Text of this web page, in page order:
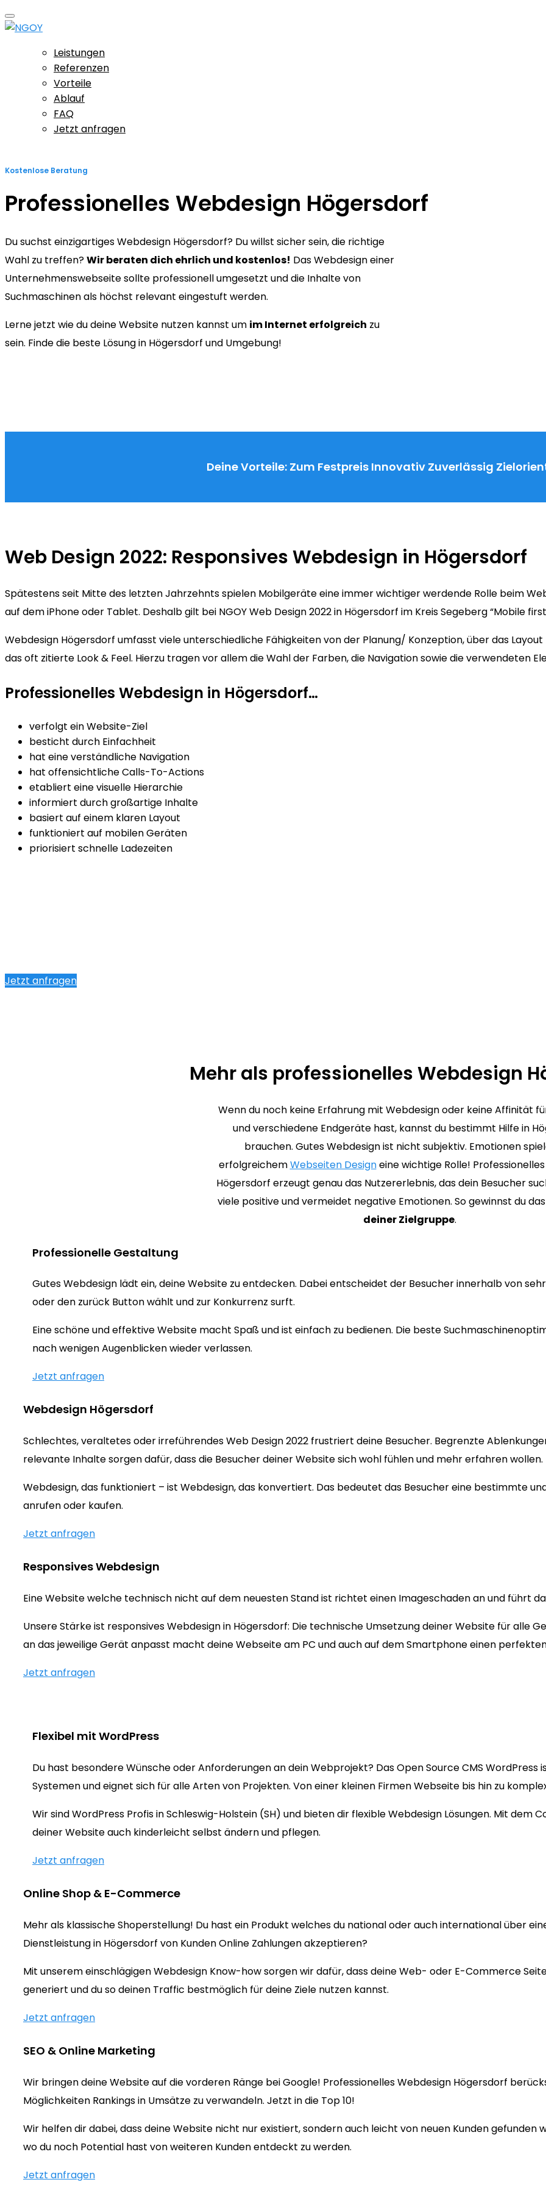
Leistungen
Referenzen
Vorteile
Ablauf
FAQ
Jetzt anfragen
Kostenlose Beratung
Professionelles Webdesign Högersdorf
Du suchst einzigartiges Webdesign Högersdorf? Du willst sicher sein, die richtige
Wahl zu treffen?Wir beraten dich ehrlich und kostenlos! Das Webdesign einer
Unternehmenswebseite sollte professionell umgesetzt und die Inhalte von
Suchmaschinen als höchst relevant eingestuft werden.
Lerne jetzt wie du deine Website nutzen kannst um im Internet erfolgreich zu
sein. Finde die beste Lösung in Högersdorf und Umgebung!
Deine Vorteile: Zum Festpreis Innovativ Zuverlässig
Web Design 2022: Responsives Webdesign in Högersdorf
Spätestens seit Mitte des letzten Jahrzehnts spielen Mobilgeräte eine immer wichtiger werdende Rolle beim
auf dem iPhone oder Tablet. Deshalb gilt bei NGOY Web Design 2022 in Högersdorf im Kreis Segeberg “Mobile
Webdesign Högersdorf umfasst viele unterschiedliche Fähigkeiten von der Planung/ Konzeption, über das Layout
das oft zitierte Look & Feel. Hierzu tragen vor allem die Wahl der Farben, die Navigation sowie die verwendeten
Professionelles Webdesign in Högersdorf…
verfolgt ein Website-Ziel
besticht durch Einfachheit
hat eine verständliche Navigation
hat offensichtliche Calls-To-Actions
etabliert eine visuelle Hierarchie
informiert durch großartige Inhalte
basiert auf einem klaren Layout
funktioniert auf mobilen Geräten
priorisiert schnelle Ladezeiten
Jetzt anfragen
Mehr als professionelles Webdesign
Wenn du noch keine Erfahrung mit Webdesign oder keine Affinität
und verschiedene Endgeräte hast, kannst du bestimmt Hilfe in
brauchen. Gutes Webdesign ist nicht subjektiv. Emotionen
erfolgreichemWebseiten Designeine wichtige Rolle!
Högersdorf erzeugt genau das Nutzererlebnis, das dein Besucher
viele positive und vermeidet negative Emotionen. So gewinnst du das
deiner Zielgruppe.
Professionelle Gestaltung
Gutes Webdesign lädt ein, deine Website zu entdecken. Dabei entscheidet der Besucher innerhalb von
oder den zurück Button wählt und zur Konkurrenz surft.
Eine schöne und effektive Website macht Spaß und ist einfach zu bedienen. Die beste
nach wenigen Augenblicken wieder verlassen.
Jetzt anfragen
Webdesign Högersdorf
Schlechtes, veraltetes oder irreführendes Web Design 2022 frustriert deine Besucher. Begrenzte
relevante Inhalte sorgen dafür, dass die Besucher deiner Website sich wohl fühlen und mehr erfahren wollen.
Webdesign, das funktioniert – ist Webdesign, das konvertiert. Das bedeutet das Besucher eine bestimmte
anrufen oder kaufen.
Jetzt anfragen
Responsives Webdesign
Eine Website welche technisch nicht auf dem neuesten Stand ist richtet einen Imageschaden an und führt
Unsere Stärke ist responsives Webdesign in Högersdorf: Die technische Umsetzung deiner Website für alle
an das jeweilige Gerät anpasst macht deine Webseite am PC und auch auf dem Smartphone einen
Jetzt anfragen
Flexibel mit WordPress
Du hast besondere Wünsche oder Anforderungen an dein Webprojekt? Das Open Source CMS
Systemen und eignet sich für alle Arten von Projekten. Von einer kleinen Firmen Webseite bis hin zu
Wir sind WordPress Profis in Schleswig-Holstein (SH) und bieten dir flexible Webdesign Lösungen. Mit
deiner Website auch kinderleicht selbst ändern und pflegen.
Jetzt anfragen
Online Shop & E-Commerce
Mehr als klassische Shoperstellung! Du hast ein Produkt welches du national oder auch international über
Dienstleistung in Högersdorf von Kunden Online Zahlungen akzeptieren?
Mit unserem einschlägigen Webdesign Know-how sorgen wir dafür, dass deine Web- oder E-Commerce
generiert und du so deinen Traffic bestmöglich für deine Ziele nutzen kannst.
Jetzt anfragen
SEO & Online Marketing
Wir bringen deine Website auf die vorderen Ränge bei Google! Professionelles Webdesign Högersdorf
Möglichkeiten Rankings in Umsätze zu verwandeln. Jetzt in die Top 10!
Wir helfen dir dabei, dass deine Website nicht nur existiert, sondern auch leicht von neuen Kunden
wo du noch Potential hast von weiteren Kunden entdeckt zu werden.
Jetzt anfragen